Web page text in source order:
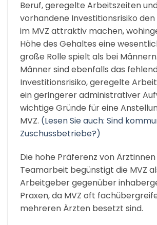
Beruf, geregelte Arbeitszeiten
vorhandene Investitionsrisiko
im MVZ attraktiv machen,
Höhe des Gehaltes eine
große Rolle spielt als bei
Männer sind ebenfalls das
Investitionsrisiko, geregelte
ein geringerer administrativer
wichtige Gründe für eine
MVZ. (Lesen Sie auch: Sind
Zuschussbetriebe?)
Die hohe Präferenz von
Teamarbeit begünstigt die MVZ
Arbeitgeber gegenüber
Praxen, da MVZ oft
mehreren Ärzten besetzt sind.